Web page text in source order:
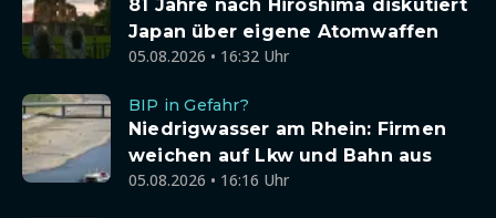
81 Jahre nach Hiroshima diskutiert
Japan über eigene Atomwaffen
05.08.2026 • 16:32 Uhr
BIP in Gefahr?
Niedrigwasser am Rhein: Firmen
weichen auf Lkw und Bahn aus
05.08.2026 • 16:16 Uhr